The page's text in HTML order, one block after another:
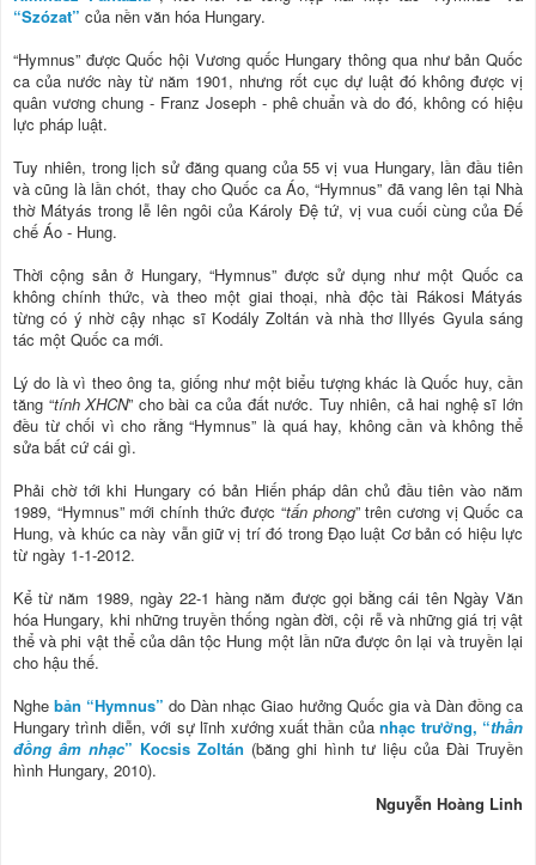
“Szózat” của nền văn hóa Hungary.
“Hymnus” được Quốc hội Vương quốc Hungary thông qua như bản Quốc
ca của nước này từ năm 1901, nhưng rốt cục dự luật đó không được vị
quân vương chung - Franz Joseph - phê chuẩn và do đó, không có hiệu
lực pháp luật.
Tuy nhiên, trong lịch sử đăng quang của 55 vị vua Hungary, lần đầu tiên
và cũng là lần chót, thay cho Quốc ca Áo, “Hymnus” đã vang lên tại Nhà
thờ Mátyás trong lễ lên ngôi của Károly Đệ tứ, vị vua cuối cùng của Đế
chế Áo - Hung.
Thời cộng sản ở Hungary, “Hymnus” được sử dụng như một Quốc ca
không chính thức, và theo một giai thoại, nhà độc tài Rákosi Mátyás
từng có ý nhờ cậy nhạc sĩ Kodály Zoltán và nhà thơ Illyés Gyula sáng
tác một Quốc ca mới.
Lý do là vì theo ông ta, giống như một biểu tượng khác là Quốc huy, cần
tăng “tính XHCN” cho bài ca của đất nước. Tuy nhiên, cả hai nghệ sĩ lớn
đều từ chối vì cho rằng “Hymnus” là quá hay, không cần và không thể
sửa bất cứ cái gì.
Phải chờ tới khi Hungary có bản Hiến pháp dân chủ đầu tiên vào năm
1989, “Hymnus” mới chính thức được “tấn phong” trên cương vị Quốc ca
Hung, và khúc ca này vẫn giữ vị trí đó trong Đạo luật Cơ bản có hiệu lực
từ ngày 1-1-2012.
Kể từ năm 1989, ngày 22-1 hàng năm được gọi bằng cái tên Ngày Văn
hóa Hungary, khi những truyền thống ngàn đời, cội rễ và những giá trị vật
thể và phi vật thể của dân tộc Hung một lần nữa được ôn lại và truyền lại
cho hậu thế.
Nghebản “Hymnus” do Dàn nhạc Giao hưởng Quốc gia và Dàn đồng ca
Hungary trình diễn, với sự lĩnh xướng xuất thần củanhạc trưởng, “thần
đồng âm nhạc” Kocsis Zoltán (băng ghi hình tư liệu của Đài Truyền
hình Hungary, 2010).
Nguyễn Hoàng Linh